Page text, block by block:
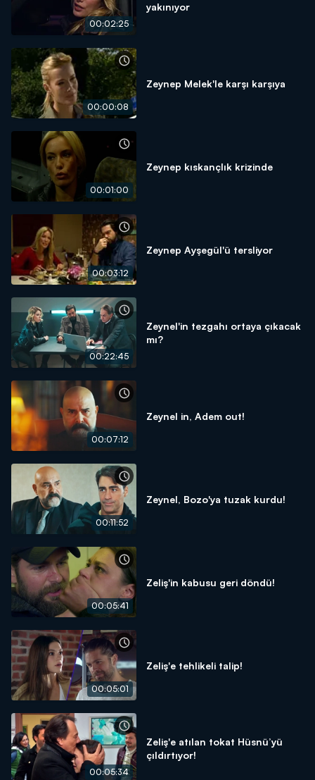
00:02:25
yakınıyor
00:00:08
Zeynep Melek'le karşı karşıya
00:01:00
Zeynep kıskançlık krizinde
00:03:12
Zeynep Ayşegül'ü tersliyor
00:22:45
Zeynel'in tezgahı ortaya çıkacak
mı?
00:07:12
Zeynel in, Adem out!
00:11:52
Zeynel, Bozo'ya tuzak kurdu!
00:05:41
Zeliş'in kabusu geri döndü!
00:05:01
Zeliş'e tehlikeli talip!
00:05:34
Zeliş'e atılan tokat Hüsnü’yü
çıldırtıyor!